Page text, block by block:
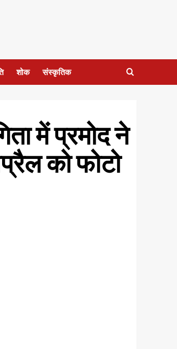
शोक संस्कृतिक
में प्रमोद ने
को फोटो